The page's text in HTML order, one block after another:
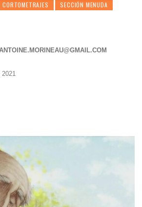
CORTOMETRAJES SECCIÓN MENUDA
2021